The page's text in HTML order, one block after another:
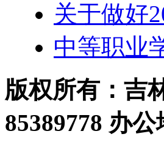
关于做好
中等职业
版权所有：吉
85389778 办